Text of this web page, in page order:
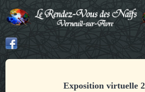
Exposition virtuelle